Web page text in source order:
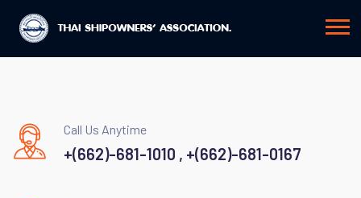
Call Us Anytime
+(662)-681-1010 , +(662)-681-0167